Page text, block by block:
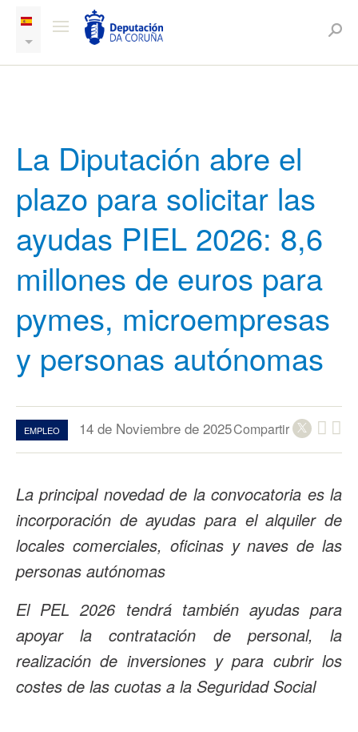
La Diputación abre el
plazo para solicitar las
ayudas PIEL 2026: 8,6
millones de euros para
pymes, microempresas
y personas autónomas
EMPLEO 14 de Noviembre de 2025Compartir
La principal novedad de la convocatoria es la
incorporación de ayudas para el alquiler de
locales comerciales, oficinas y naves de las
personas autónomas
El PEL 2026 tendrá también ayudas para
apoyar la contratación de personal, la
realización de inversiones y para cubrir los
costes de las cuotas a la Seguridad Social